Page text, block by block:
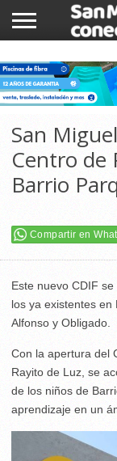
NOTICIAS
COMUNIDAD
COMERCIOS
San
Centro de
Barrio
Compartir en
Este nuevo CDIF
los ya existentes en
Alfonso y Obligado.
Con la apertura del
Rayito de Luz, se
de los niños de
aprendizaje en un